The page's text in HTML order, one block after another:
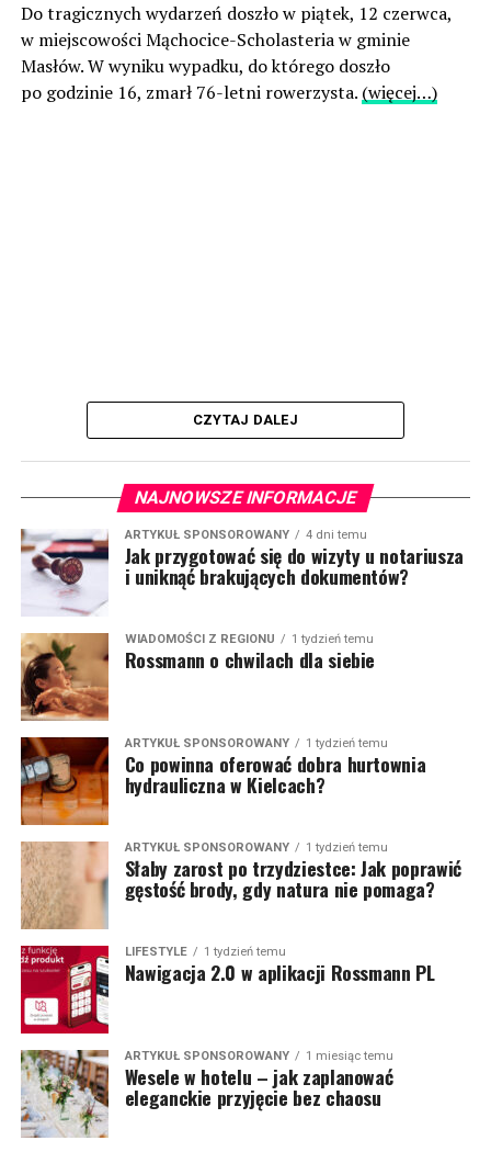
Do tragicznych wydarzeń doszło w piątek, 12 czerwca,
w miejscowości Mąchocice-Scholasteria w gminie
Masłów. W wyniku wypadku, do którego doszło
po godzinie 16, zmarł 76-letni rowerzysta. (więcej…)
CZYTAJ DALEJ
NAJNOWSZE INFORMACJE
ARTYKUŁ SPONSOROWANY 4 dni temu
Jak przygotować się do wizyty u notariusza
i uniknąć brakujących dokumentów?
WIADOMOŚCI Z REGIONU 1 tydzień temu
Rossmann o chwilach dla siebie
ARTYKUŁ SPONSOROWANY 1 tydzień temu
Co powinna oferować dobra hurtownia
hydrauliczna w Kielcach?
ARTYKUŁ SPONSOROWANY 1 tydzień temu
Słaby zarost po trzydziestce: Jak poprawić
gęstość brody, gdy natura nie pomaga?
LIFESTYLE 1 tydzień temu
Nawigacja 2.0 w aplikacji Rossmann PL
ARTYKUŁ SPONSOROWANY 1 miesiąc temu
Wesele w hotelu – jak zaplanować
eleganckie przyjęcie bez chaosu